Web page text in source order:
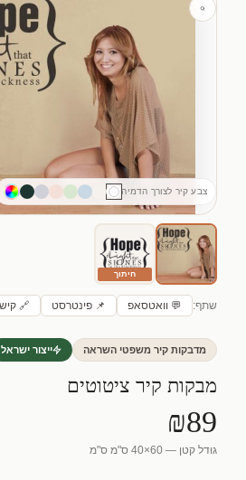
צבע קיר לצורך הדמיה
חיתוך
שתף: 💬 וואטסאפ 📌 פינטרסט 🔗
מדבקות קיר משפטי השראה ייצור ישראל
מבקות קיר ציטוטים
₪89
גודל קטן — 60×40 ס"מ ס"מ